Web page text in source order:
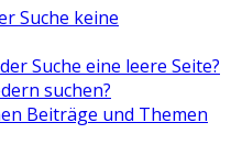
Suche keine
Suche eine leere Seite?
suchen?
Beiträge und Themen